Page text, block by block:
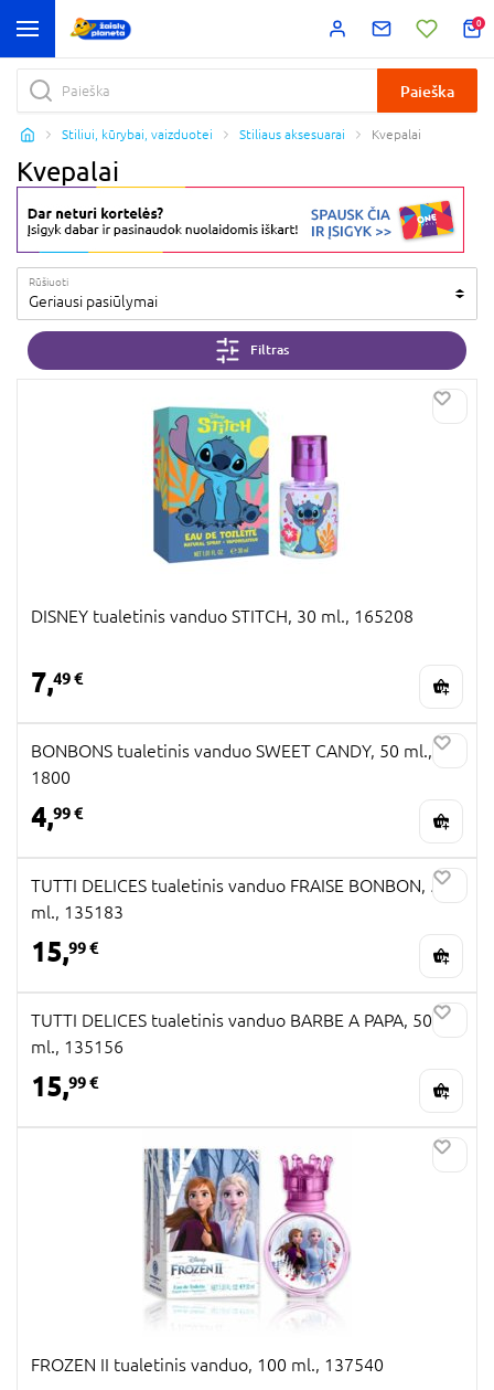
0
Paieška
Stiliui, kūrybai, vaizduotei Stiliaus aksesuarai Kvepalai
Kvepalai
Rūšiuoti
Geriausi pasiūlymai
Filtras
DISNEY tualetinis vanduo STITCH, 30 ml., 165208
7,49 €
BONBONS tualetinis vanduo SWEET CANDY, 50 ml.,
1800
4,99 €
TUTTI DELICES tualetinis vanduo FRAISE BONBON, 50
ml., 135183
15,99 €
TUTTI DELICES tualetinis vanduo BARBE A PAPA, 50
ml., 135156
15,99 €
FROZEN II tualetinis vanduo, 100 ml., 137540